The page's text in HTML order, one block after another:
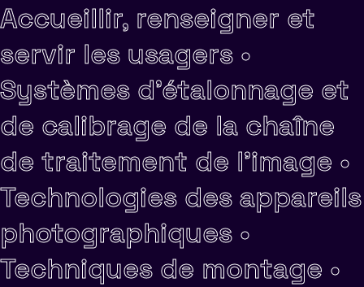
Accueillir, renseigner et
servir les usagers •
Systèmes d'étalonnage et
de calibrage de la chaîne
de traitement de l'image •
Technologies des appareils
photographiques •
Techniques de montage •